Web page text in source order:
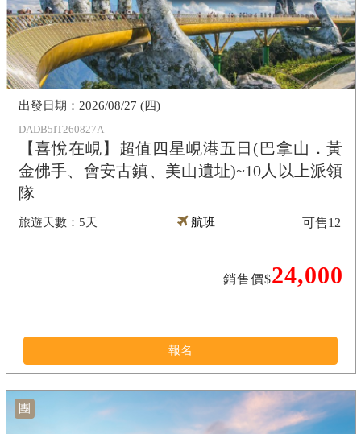
DADB5IT260827A
【喜悅在峴】超值四星峴港五日(巴拿山．黃
金佛手、會安古鎮、美山遺址)~10人以上派領
隊
5天
2026/08/27 (四)
航班
銷售價$24,000
可售12
報名
團